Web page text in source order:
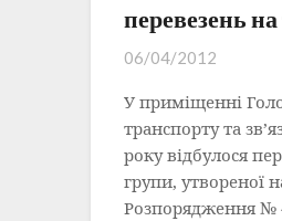
перевезень
06/04/2012
У приміщенні
транспорту та
року відбулося
групи, утвореної
Розпорядження №